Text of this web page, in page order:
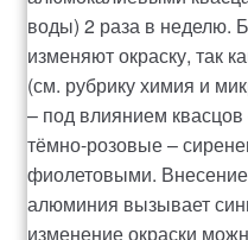
воды) 2 раза в неделю.
изменяют окраску, так
(см. рубрику химия и
– под влиянием
тёмно-розовые –
фиолетовыми. Внесение
алюминия вызывает
изменение окраски